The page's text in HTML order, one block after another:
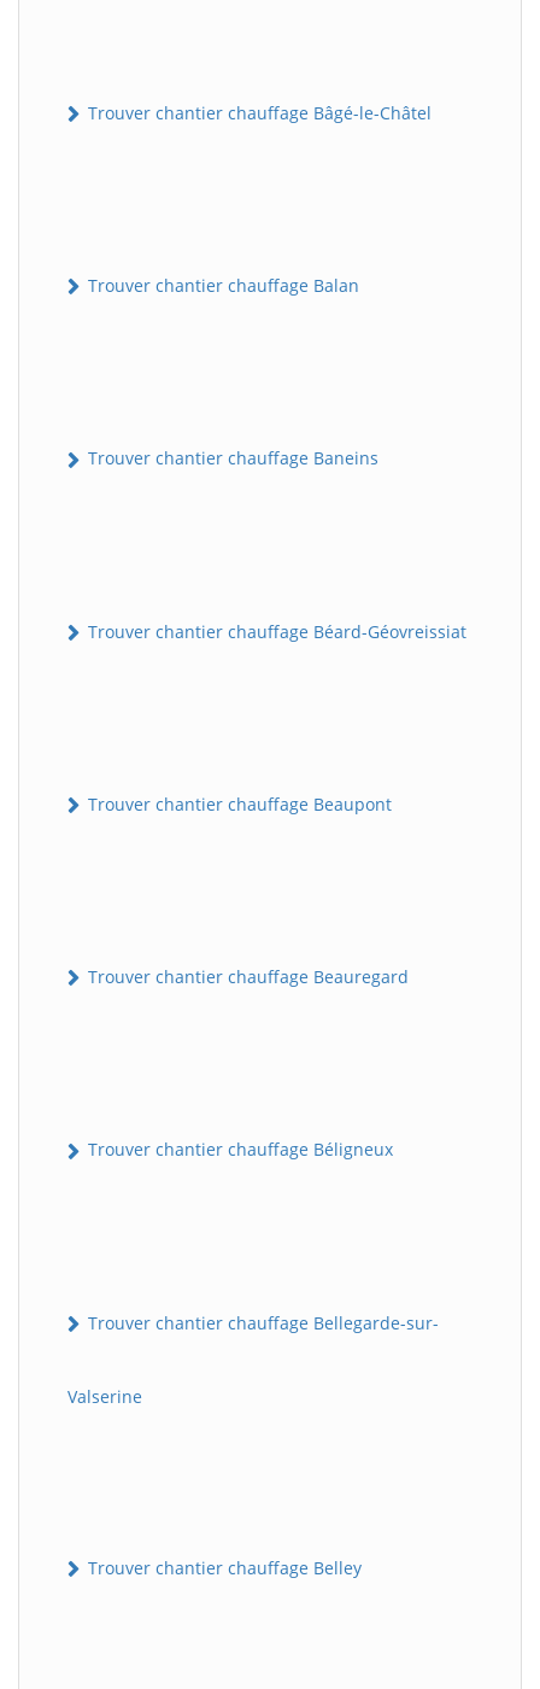
Trouver chantier chauffage Bâgé-le-Châtel
Trouver chantier chauffage Balan
Trouver chantier chauffage Baneins
Trouver chantier chauffage Béard-Géovreissiat
Trouver chantier chauffage Beaupont
Trouver chantier chauffage Beauregard
Trouver chantier chauffage Béligneux
Trouver chantier chauffage Bellegarde-sur-
Valserine
Trouver chantier chauffage Belley